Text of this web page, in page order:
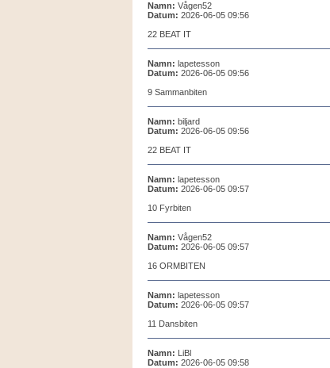
Namn: Vågen52
Datum: 2026-06-05 09:56
22 BEAT IT
Namn: lapetesson
Datum: 2026-06-05 09:56
9 Sammanbiten
Namn: biljard
Datum: 2026-06-05 09:56
22 BEAT IT
Namn: lapetesson
Datum: 2026-06-05 09:57
10 Fyrbiten
Namn: Vågen52
Datum: 2026-06-05 09:57
16 ORMBITEN
Namn: lapetesson
Datum: 2026-06-05 09:57
11 Dansbiten
Namn: LiBl
Datum: 2026-06-05 09:58